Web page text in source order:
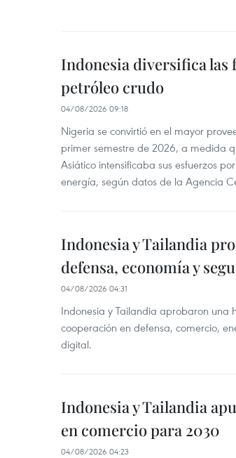
Indonesia diversifica
petróleo crudo
04/08/2026 09:18
Nigeria se convirtió en el mayor
primer semestre de 2026, a medida
Asiático intensificaba sus esfuerzos
energía, según datos de la Agencia
Indonesia y Tailandia
defensa, economía y
04/08/2026 04:31
Indonesia y Tailandia aprobaron
cooperación en defensa, comercio,
digital.
Indonesia y Tailandia
en comercio para 2030
04/08/2026 04:23